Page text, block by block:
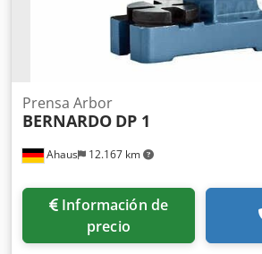
Ahaus 12.167 km
Prensa Arbor
BERNARDO DP 1
Información de
precio